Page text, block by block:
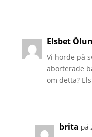
Elsbet
Vi hörde på
aborterade
om detta?
brita på